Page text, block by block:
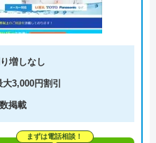
増しなし
3,000円割引
掲載
まずは電話相談！